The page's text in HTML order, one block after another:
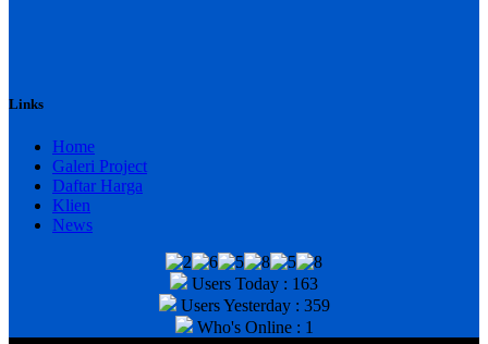
Links
Home
Galeri Project
Daftar Harga
Klien
News
Users Today : 163
Users Yesterday : 359
Who's Online : 1